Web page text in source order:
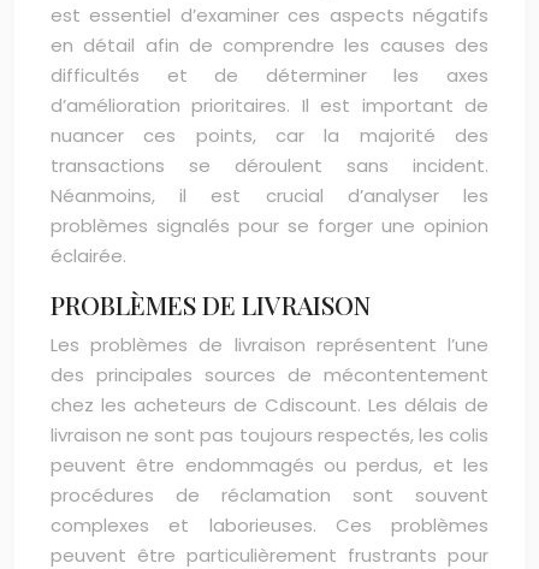
est essentiel d’examiner ces aspects négatifs
en détail afin de comprendre les causes des
difficultés et de déterminer les axes
d’amélioration prioritaires. Il est important de
nuancer ces points, car la majorité des
transactions se déroulent sans incident.
Néanmoins, il est crucial d’analyser les
problèmes signalés pour se forger une opinion
éclairée.
PROBLÈMES DE LIVRAISON
Les problèmes de livraison représentent l’une
des principales sources de mécontentement
chez les acheteurs de Cdiscount. Les délais de
livraison ne sont pas toujours respectés, les colis
peuvent être endommagés ou perdus, et les
procédures de réclamation sont souvent
complexes et laborieuses. Ces problèmes
peuvent être particulièrement frustrants pour